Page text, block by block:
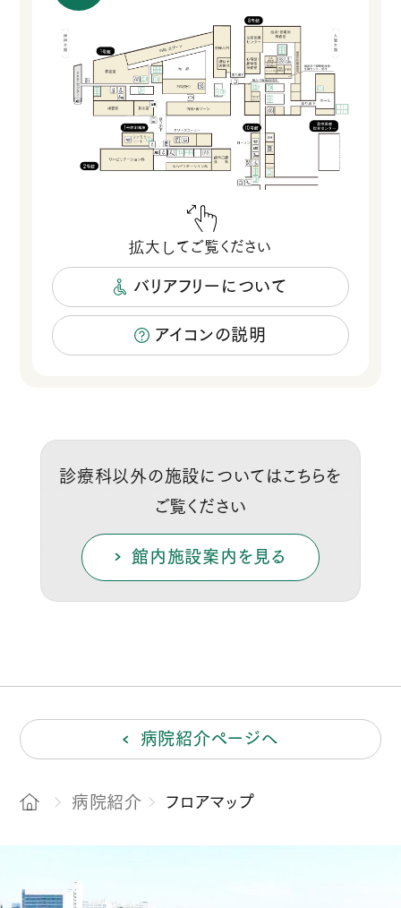
バリアフリーについて
アイコンの説明
診療科以外の施設についてはこちらを
ご覧ください
館内施設案内を見る
病院紹介ページへ
病院紹介 フロアマップ